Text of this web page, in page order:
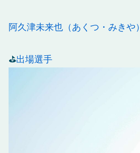
阿久津未来也（あくつ・みきや）
⛳出場選手